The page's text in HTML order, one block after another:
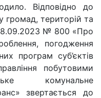
Відповідно до
громад, територій та
№ 800 «Про
погодження
програм суб’єктів
побутовими
комунальне
звертається до